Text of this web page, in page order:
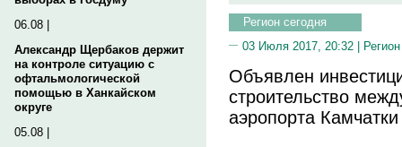
06.08 |
Александр Щербаков держит
на контроле ситуацию с
офтальмологической
помощью в Ханкайском
округе
05.08 |
Регион сегодня
03 Июля 2017, 20:32 |
Объявлен
строительство
аэропорта Камчатки